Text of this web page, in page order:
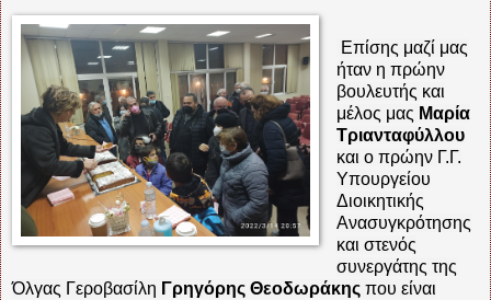
Επίσης μαζί μας
ήταν η πρώην
βουλευτής και
μέλος μας Μαρία
Τριανταφύλλου
και ο πρώην Γ.Γ.
Υπουργείου
Διοικητικής
Ανασυγκρότησης
και στενός
συνεργάτης της
Όλγας Γεροβασίλη Γρηγόρης Θεοδωράκης που είναι